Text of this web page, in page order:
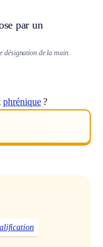
par un
désignation de la main.
phrénique?